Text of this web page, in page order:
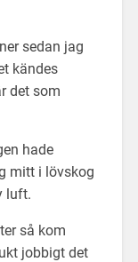
sedan jag
kändes
det som
hade
mitt i lövskog
luft.
så kom
jobbigt det